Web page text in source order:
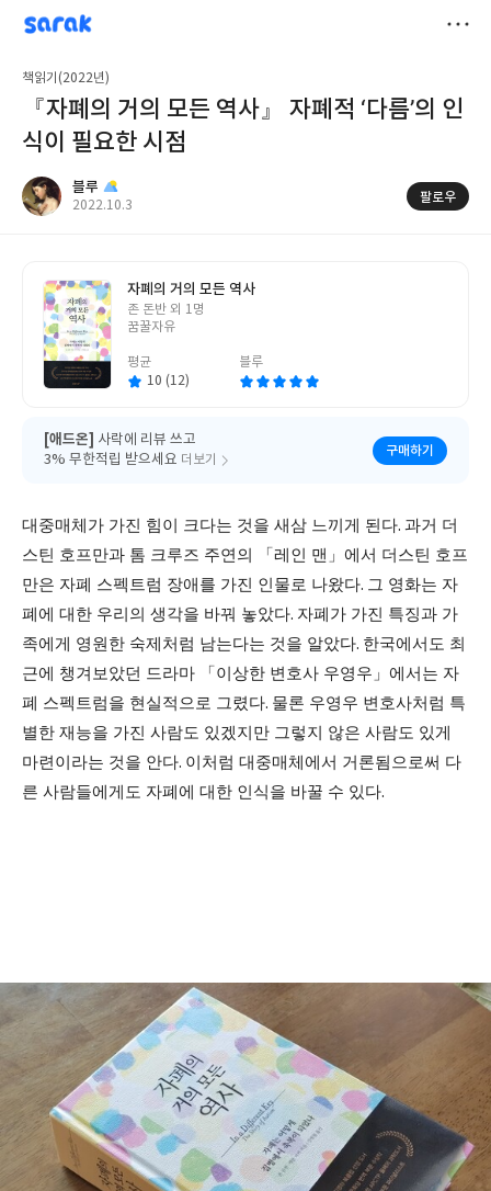
sarak
블루
책읽기(2022년)
『자폐의 거의 모든 역사』 자폐적 ‘다름’의 인
식이 필요한 시점
블루
작
2022.10.3
팔로우
자폐의 거의 모든 역사
글
쓴
존 돈반 외 1명
꿈꿀자유
평균
10 (12)
블루
[애드온] 사락에 리뷰 쓰고
3% 무한적립 받으세요 더보기
구매하기
대중매체가 가진 힘이 크다는 것을 새삼 느끼게 된다. 과거 더
스틴 호프만과 톰 크루즈 주연의
「 레인 맨 」 에서 더스틴 호프
만은 자폐 스펙트럼 장애를 가진 인물로 나왔다. 그 영화는 자
폐에 대한 우리의 생각을 바꿔 놓았다. 자폐가 가진 특징과 가
족에게 영원한 숙제처럼 남는다는 것을 알았다. 한국에서도 최
근에 챙겨보았던 드라마
「 이상한 변호사 우영우 」 에서는 자
폐 스펙트럼을 현실적으로 그렸다. 물론 우영우 변호사처럼 특
별한 재능을 가진 사람도 있겠지만 그렇지 않은 사람도 있게
마련이라는 것을 안다. 이처럼 대중매체에서 거론됨으로써 다
른 사람들에게도 자폐에 대한 인식을 바꿀 수 있다.